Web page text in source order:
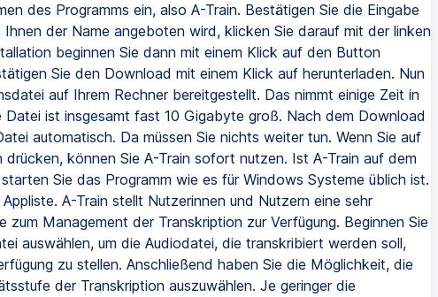
des Programms ein, also A-Train. Bestätigen Sie die Eingabe
der Name angeboten wird, klicken Sie darauf mit der linken
beginnen Sie dann mit einem Klick auf den Button
Sie den Download mit einem Klick auf herunterladen. Nun
auf Ihrem Rechner bereitgestellt. Das nimmt einige Zeit in
Datei ist insgesamt fast 10 Gigabyte groß. Nach dem Download
automatisch. Da müssen Sie nichts weiter tun. Wenn Sie auf
können Sie A-Train sofort nutzen. Ist A-Train auf dem
Sie das Programm wie es für Windows Systeme üblich ist.
A-Train stellt Nutzerinnen und Nutzern eine sehr
Management der Transkription zur Verfügung. Beginnen Sie
auswählen, um die Audiodatei, die transkribiert werden soll,
zu stellen. Anschließend haben Sie die Möglichkeit, die
der Transkription auszuwählen. Je geringer die